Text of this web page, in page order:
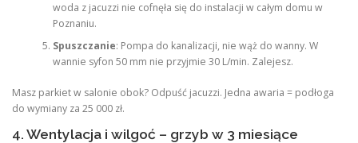
woda z jacuzzi nie cofnęła się do instalacji w całym domu w
Poznaniu.
Spuszczanie: Pompa do kanalizacji, nie wąż do wanny. W
wannie syfon 50 mm nie przyjmie 30 L/min. Zalejesz.
Masz parkiet w salonie obok? Odpuść jacuzzi. Jedna awaria = podłoga
do wymiany za 25 000 zł.
4. Wentylacja i wilgoć – grzyb w 3 miesiące